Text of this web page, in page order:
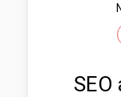
SEO